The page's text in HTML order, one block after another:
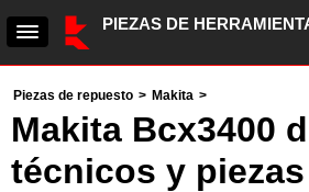
PIEZAS DE
Piezas de repuesto > Makita >
Makita Bcx3400
técnicos y